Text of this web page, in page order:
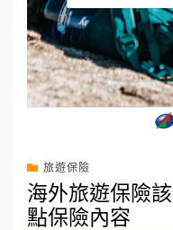
旅遊保險
海外旅遊保險
點保險內容